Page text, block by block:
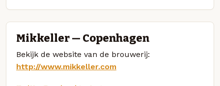
Mikkeller — Copenhagen
Bekijk de website van de brouwerij:
http://www.mikkeller.com